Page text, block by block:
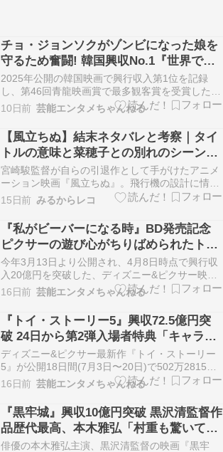
チョ・ジョンソクがゾンビになった娘を
守るため奮闘! 韓国興収No.1『世界で最
後の愛しい娘!』11.13公開
2025年公開の韓国映画で興行収入第1位を記録
し、第46回青龍映画賞で最多観客賞を受賞したヒ
ット作『My Daughter is a Zombie(英題)』が、邦
題『世界で最後の愛しい娘!』として11月13日よ
り全国公開されることが決定。あわせて、ポスタ
ービジュアルが解禁された…
10日前 芸能エンタメちゃんねる
【風立ちぬ】結末ネタバレと考察｜タイ
トルの意味と菜穂子との別れのシーンを
解説
宮崎駿監督が自らの引退作として手がけたアニメ
ーション映画『風立ちぬ』。飛行機の設計に情熱
を注ぐ青年・二郎が、結核を患う女性・菜穂子と
の出会いと別れを経験しながら夢を追い続ける物
語です。この記事では、あらすじ・結末ネタバ
レ・タイトルの意味までネタバレを含めて詳しく
解説します。 『…
15日前 みるからレコ
『私がビーバーになる時』BD発売記念
ピクサーの遊び心がちりばめられたトリ
ビア映像公開
今年3月13日より公開され、4月8日時点で興行収
入20億円を突破した、ディズニー&ピクサー映画
『私がビーバーになる時』のブルーレイ+DVDセ
ットと4K UHD+ブルーレイセットが本日(7月22
日)より発売中。これを記念し、本編に隠された
トリビアや歴代ピクサー作品へのオマージュを…
16日前 芸能エンタメちゃんねる
『トイ・ストーリー5』興収72.5億円突
破 24日から第2弾入場者特典「キャラク
ターカード」配布決定
ディズニー&ピクサー最新作『トイ・ストーリー
5』が公開18日間(7月3日〜20日)で502万2815人
を動員し、興行収入72億5203万8240円を突破。
ディズニー配給作品として史上最速、さらにディ
ズニーおよびディズニー&ピクサーのアニメーシ
ョン作品としても史上最速で興収72億…
16日前 芸能エンタメちゃんねる
『黒牢城』興収10億円突破 黒沢清監督作
品歴代最高、本木雅弘「村重も驚いてい
る」 本編冒頭映像も公開
俳優の本木雅弘主演、黒沢清監督の映画『黒牢